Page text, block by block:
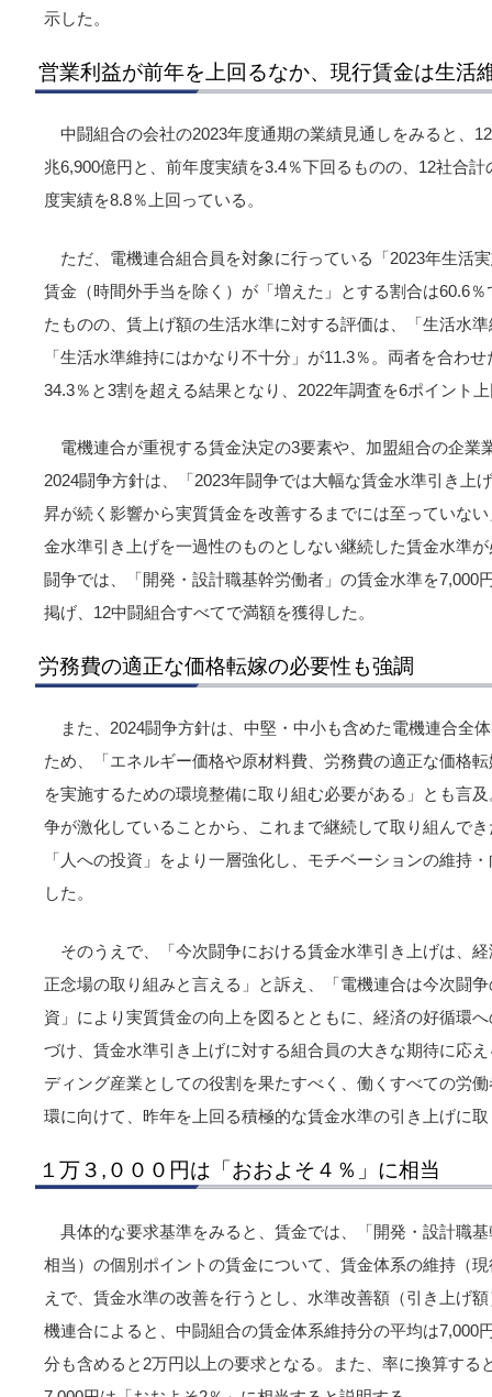
示した。
営業利益が前年を上回るなか、現行賃金は生活
中闘組合の会社の2023年度通期の業績見通しをみると、
兆6,900億円と、前年度実績を3.4％下回るものの、12社合
度実績を8.8％上回っている。
ただ、電機連合組合員を対象に行っている「2023年生活
賃金（時間外手当を除く）が「増えた」とする割合は60.6
たものの、賃上げ額の生活水準に対する評価は、「生活水
「生活水準維持にはかなり不十分」が11.3％。両者を合わ
34.3％と3割を超える結果となり、2022年調査を6ポイント
電機連合が重視する賃金決定の3要素や、加盟組合の企業
2024闘争方針は、「2023年闘争では大幅な賃金水準引き上
昇が続く影響から実質賃金を改善するまでには至っていな
金水準引き上げを一過性のものとしない継続した賃金水準
闘争では、「開発・設計職基幹労働者」の賃金水準を7,000
掲げ、12中闘組合すべてで満額を獲得した。
労務費の適正な価格転嫁の必要性も強調
また、2024闘争方針は、中堅・中小も含めた電機連合全
ため、「エネルギー価格や原材料費、労務費の適正な価格
を実施するための環境整備に取り組む必要がある」とも言
争が激化していることから、これまで継続して取り組んで
「人への投資」をより一層強化し、モチベーションの維持
した。
そのうえで、「今次闘争における賃金水準引き上げは、
正念場の取り組みと言える」と訴え、「電機連合は今次闘
資」により実質賃金の向上を図るとともに、経済の好循環
づけ、賃金水準引き上げに対する組合員の大きな期待に応
ディング産業としての役割を果たすべく、働くすべての労
環に向けて、昨年を上回る積極的な賃金水準の引き上げに
１万３,０００円は「おおよそ４％」に相当
具体的な要求基準をみると、賃金では、「開発・設計職
相当）の個別ポイントの賃金について、賃金体系の維持（
えで、賃金水準の改善を行うとし、水準改善額（引き上げ
機連合によると、中闘組合の賃金体系維持分の平均は7,000
分も含めると2万円以上の要求となる。また、率に換算する